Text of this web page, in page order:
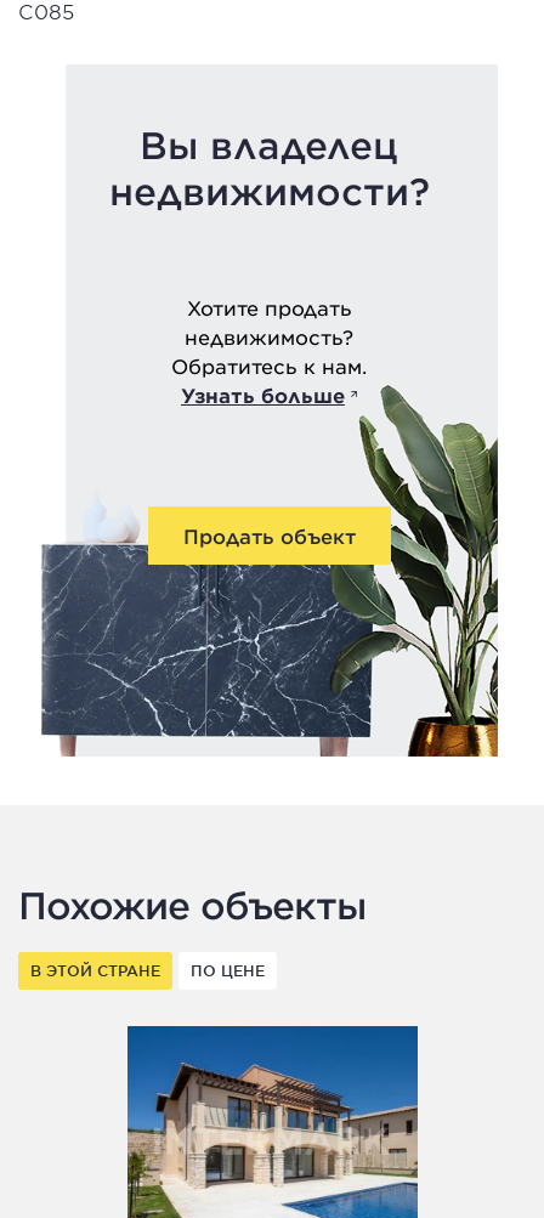
С085
Вы владелец
недвижимости?
Хотите продать
недвижимость?
Обратитесь к нам.
Узнать больше
Продать объект
Похожие объекты
В ЭТОЙ СТРАНЕ ПО ЦЕНЕ